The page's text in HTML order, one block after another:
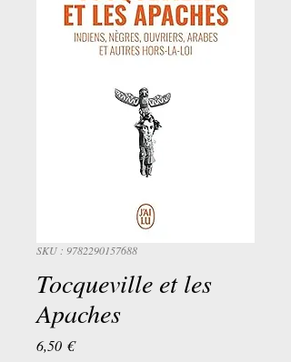
SKU : 9782290157688
Tocqueville et les
Apaches
6,50 €Prix